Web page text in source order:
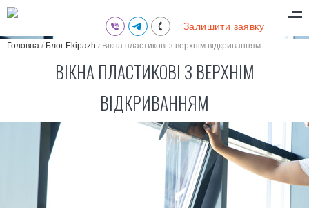
(095) 711-77-47
(097) 773-73-71
Залишити заявку
Головна / Блог Ekipazh / Вікна пластикові з верхнім відкриванням
ВІКНА ПЛАСТИКОВІ З ВЕРХНІМ
ВІДКРИВАННЯМ